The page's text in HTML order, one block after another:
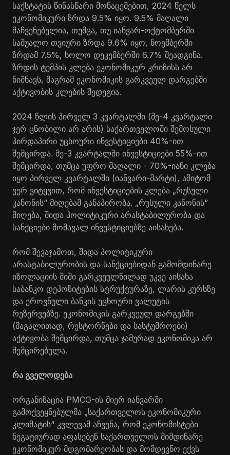
საქსტატის წინასწარი მონაცემებით, 2024 წელს
ეკონომიკური ზრდა 9.5% იყო. 9.5% მაღალი
მაჩვენებელია, თუმცა, თუ იანვარ-ოქტომბერში
საშუალო თვიური ზრდა 9.6% იყო, ნოემბერში
ზრდამ 7.5%, ხოლო დეკემბერში 6.7% შეადგინა.
ზრდის ტემპის კლება ეკონომიკურ კრიზისს არ
ნიშნავს, მაგრამ ეკონომიკის გარკვეულ დარგებში
აქტივობის კლების შედეგია.
2024 წლის პირველ 3 კვარტალში (მე-4 კვარტალი
ჯერ ცნობილი არ არის) საქართველოში შემოსული
პირდაპირი უცხოური ინვესტიციები 40%-ით
შემცირდა. მე-3 კვარტალში ინვესტიციები 55%-ით
შემცირდა, თუმცა უფრო მაღალი - 70%-იანი კლება
იყო პირველ კვარტალში (იანვარი-მარტი), ამიტომ
ვერ ვიტყვით, რომ ინვესტიციების კლება „რუსული
კანონის“ მიღებამ განაპირობა. „რუსული კანონის“
მიღება, შიდა პოლიტიკური არასტაბილურობა და
სანქციები მომავალ ინვესტიციებზე აისახება.
რომ შევაჯამოთ, შიდა პოლიტიკური
არასტაბილურობის და სანქციებიდან გამომდინარე
იზოლაციის შიში გარკვეულწილად უკვე აისახა
საბანკო დეპოზიტების სტრუქტურაზე, ლარის კურსზე
და ეროვნული ბანკის უცხოური ვალუტის
რეზერვებზე. ეკონომიკის გარკვეულ დარგებში
(მაგალითად, რესტორნები და სასტუმროები)
აქტივობა შემცირდა, თუმცა ჯამურად ეკონომიკა არ
შემცირებულა.
რა გველოდება
ორგანიზაცია PMCG-ის მიერ იანვარში
გამოქვეყნებულმა „საქართველოს ეკონომიკური
კლიმატის“ კვლევამ აჩვენა, რომ ეკონომისტები
ნეგატიურად აფასებენ საქართველოს მიმდინარე
ეკონომიკურ მდგომარეობას და მომდევნო ექვს